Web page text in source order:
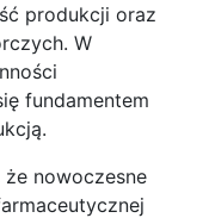
produkcji oraz
W
fundamentem
że nowoczesne